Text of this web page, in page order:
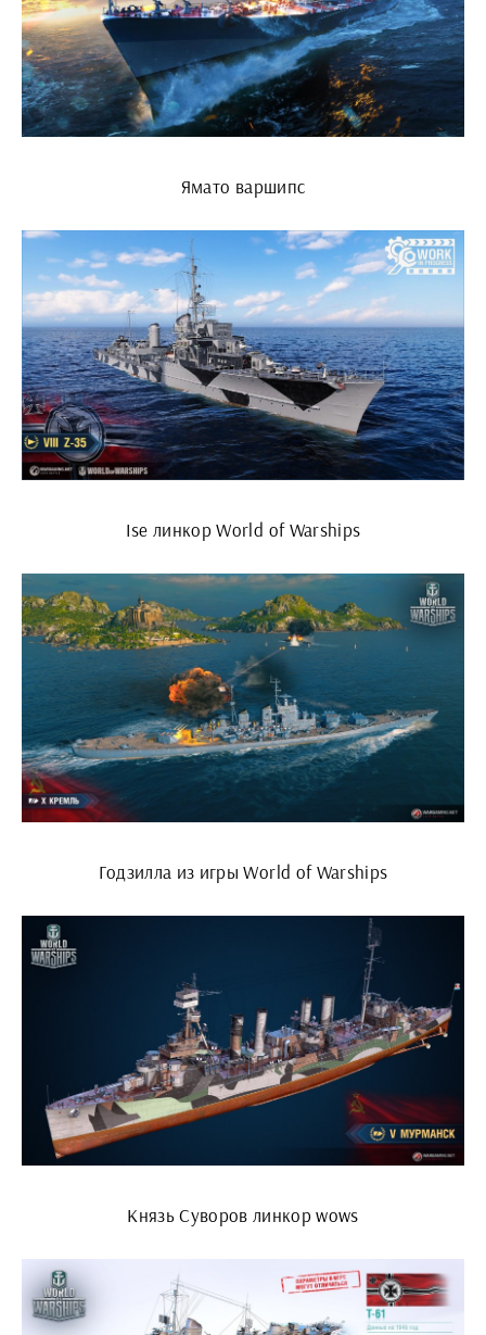
Ямато варшипс
Ise линкор World of Warships
Годзилла из игры World of Warships
Князь Суворов линкор wows